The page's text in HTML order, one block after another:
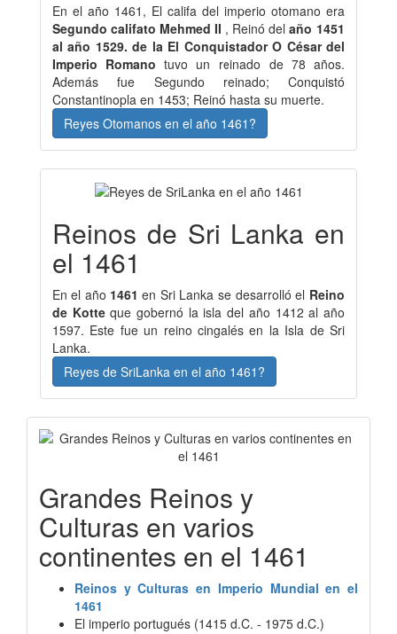
En el año 1461, El califa del imperio otomano era
Segundo califato Mehmed II , Reinó del año 1451
al año 1529. de la El Conquistador O César del
Imperio Romano tuvo un reinado de 78 años.
Además fue Segundo reinado; Conquistó
Constantinopla en 1453; Reinó hasta su muerte.
Reyes Otomanos en el año 1461?
Reinos de Sri Lanka en
el 1461
En el año 1461 en Sri Lanka se desarrolló el Reino
de Kotte que gobernó la isla del año 1412 al año
1597. Este fue un reino cingalés en la Isla de Sri
Lanka.
Reyes de SriLanka en el año 1461?
Grandes Reinos y
Culturas en varios
continentes en el 1461
Reinos y Culturas en Imperio Mundial en el
1461
El imperio portugués (1415 d.C. - 1975 d.C.)